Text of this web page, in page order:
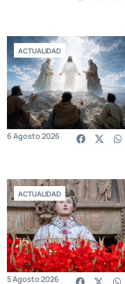
ACTUALIDAD
6 Agosto 2026
ACTUALIDAD
5 Agosto 2026